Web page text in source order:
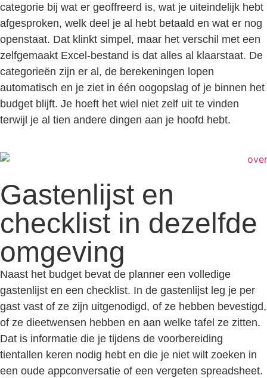
categorie bij wat er geoffreerd is, wat je uiteindelijk hebt
afgesproken, welk deel je al hebt betaald en wat er nog
openstaat. Dat klinkt simpel, maar het verschil met een
zelfgemaakt Excel-bestand is dat alles al klaarstaat. De
categorieën zijn er al, de berekeningen lopen
automatisch en je ziet in één oogopslag of je binnen het
budget blijft. Je hoeft het wiel niet zelf uit te vinden
terwijl je al tien andere dingen aan je hoofd hebt.
Gastenlijst en
checklist in dezelfde
omgeving
Naast het budget bevat de planner een volledige
gastenlijst en een checklist. In de gastenlijst leg je per
gast vast of ze zijn uitgenodigd, of ze hebben bevestigd,
of ze dieetwensen hebben en aan welke tafel ze zitten.
Dat is informatie die je tijdens de voorbereiding
tientallen keren nodig hebt en die je niet wilt zoeken in
een oude appconversatie of een vergeten spreadsheet.